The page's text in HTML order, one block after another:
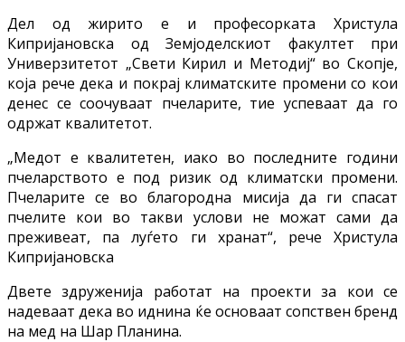
Дел од жирито е и професорката Христула
Кипријановска од Земјоделскиот факултет при
Универзитетот „Свети Кирил и Методиј“ во Скопје,
која рече дека и покрај климатските промени со кои
денес се соочуваат пчеларите, тие успеваат да го
одржат квалитетот.
„Медот е квалитетен, иако во последните години
пчеларството е под ризик од климатски промени.
Пчеларите се во благородна мисија да ги спасат
пчелите кои во такви услови не можат сами да
преживеат, па луѓето ги хранат“, рече Христула
Кипријановска
Двете здруженија работат на проекти за кои се
надеваат дека во иднина ќе основаат сопствен бренд
на мед на Шар Планина.